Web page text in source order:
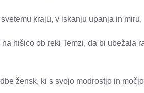
kraju, v iskanju upanja in miru.
hišico ob reki Temzi, da bi ubežala
žensk, ki s svojo modrostjo in